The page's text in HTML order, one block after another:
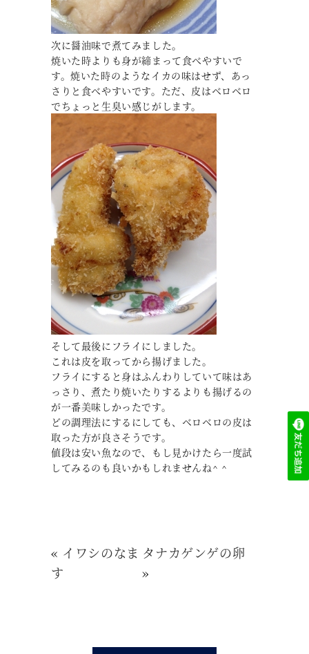
次に醤油味で煮てみました。
焼いた時よりも身が締まって食べやすいで
す。焼いた時のようなイカの味はせず、あっ
さりと食べやすいです。ただ、皮はベロベロ
でちょっと生臭い感じがします。
そして最後にフライにしました。
これは皮を取ってから揚げました。
フライにすると身はふんわりしていて味はあ
っさり、煮たり焼いたりするよりも揚げるの
が一番美味しかったです。
どの調理法にするにしても、ベロベロの皮は
取った方が良さそうです。
値段は安い魚なので、もし見かけたら一度試
してみるのも良いかもしれませんね^ ^
« イワシのなま
す
タナカゲンゲの卵
»